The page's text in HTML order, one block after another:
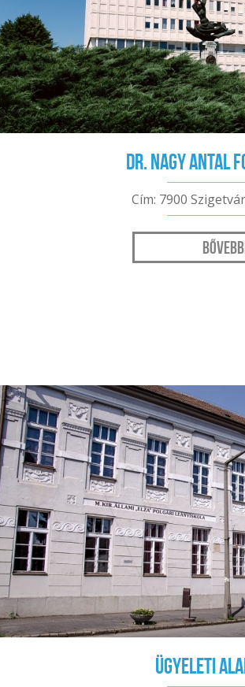
Dr. Nagy Antal
Cím: 7900
Ügyeleti